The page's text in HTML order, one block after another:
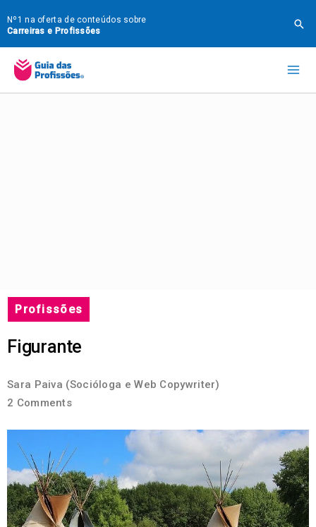
para
o
conteúdo
Nº1 na oferta de conteúdos sobre
Carreiras e Profissões
Profissões
Figurante
Sara Paiva (Socióloga e Web Copywriter)
2 Comments